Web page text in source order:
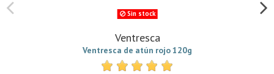
Sin stock
Ventresca
Ventresca de atún rojo 120g